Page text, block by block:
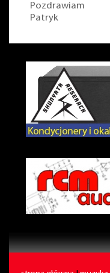
Pozdrawiam
Patryk